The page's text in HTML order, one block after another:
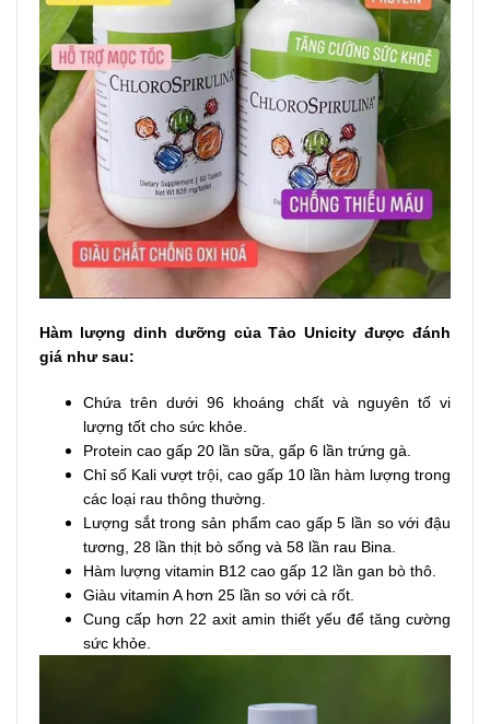
Hàm lượng dinh dưỡng của Tảo Unicity được đánh
giá như sau:
Chứa trên dưới 96 khoáng chất và nguyên tố vi
lượng tốt cho sức khỏe.
Protein cao gấp 20 lần sữa, gấp 6 lần trứng gà.
Chỉ số Kali vượt trội, cao gấp 10 lần hàm lượng trong
các loại rau thông thường.
Lượng sắt trong sản phẩm cao gấp 5 lần so với đậu
tương, 28 lần thịt bò sống và 58 lần rau Bina.
Hàm lượng vitamin B12 cao gấp 12 lần gan bò thô.
Giàu vitamin A hơn 25 lần so với cà rốt.
Cung cấp hơn 22 axit amin thiết yếu để tăng cường
sức khỏe.